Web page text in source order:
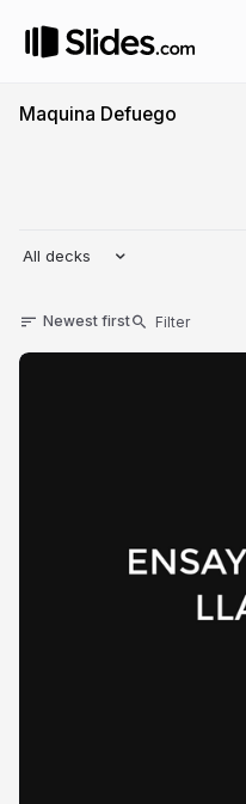
Maquina Defuego
All decks
Newest first